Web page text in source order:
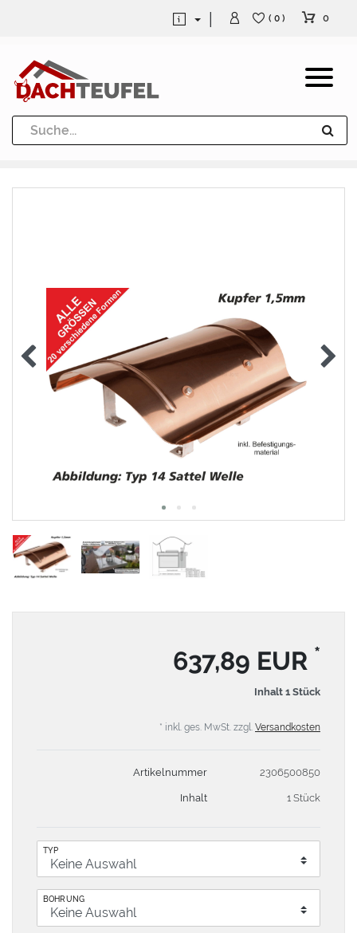
Dachrinne und Fallrohre
Werkzeuge und Löttechnik
( 0 ) 0
637,89 EUR *
Inhalt 1 Stück
* inkl. ges. MwSt. zzgl. Versandkosten
Artikelnummer 2306500850
Inhalt 1 Stück
TYP
BOHRUNG